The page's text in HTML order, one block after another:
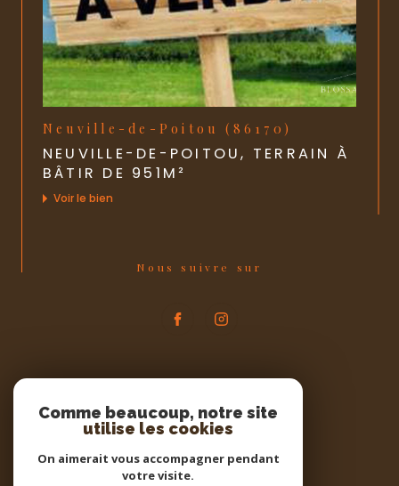
Neuville-de-Poitou (86170)
NEUVILLE-DE-POITOU, TERRAIN À
BÂTIR DE 951M²
Voir le bien
Nous suivre sur
PROPRIÉTAIRE
Se connecter
Comme beaucoup, notre site
utilise les cookies
On aimerait vous accompagner pendant
votre visite.